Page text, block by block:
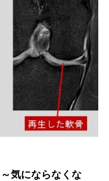
気にならなくな